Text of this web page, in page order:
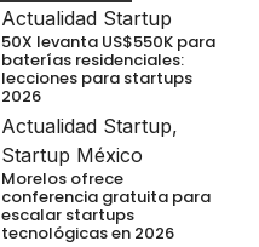
Actualidad Startup
50X levanta US$550K para
baterías residenciales:
lecciones para startups
2026
Actualidad Startup,
Startup México
Morelos ofrece
conferencia gratuita para
escalar startups
tecnológicas en 2026